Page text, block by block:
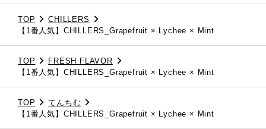
TOP
CHILLERS
【1番人気】CHILLERS_Grapefruit × Lychee × Mint
TOP
FRESH FLAVOR
【1番人気】CHILLERS_Grapefruit × Lychee × Mint
TOP
てんちむ
【1番人気】CHILLERS_Grapefruit × Lychee × Mint